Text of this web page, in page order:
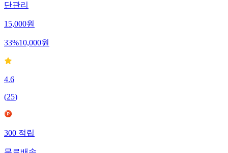
단관리
15,000원
33%10,000원
4.6
(25)
300 적립